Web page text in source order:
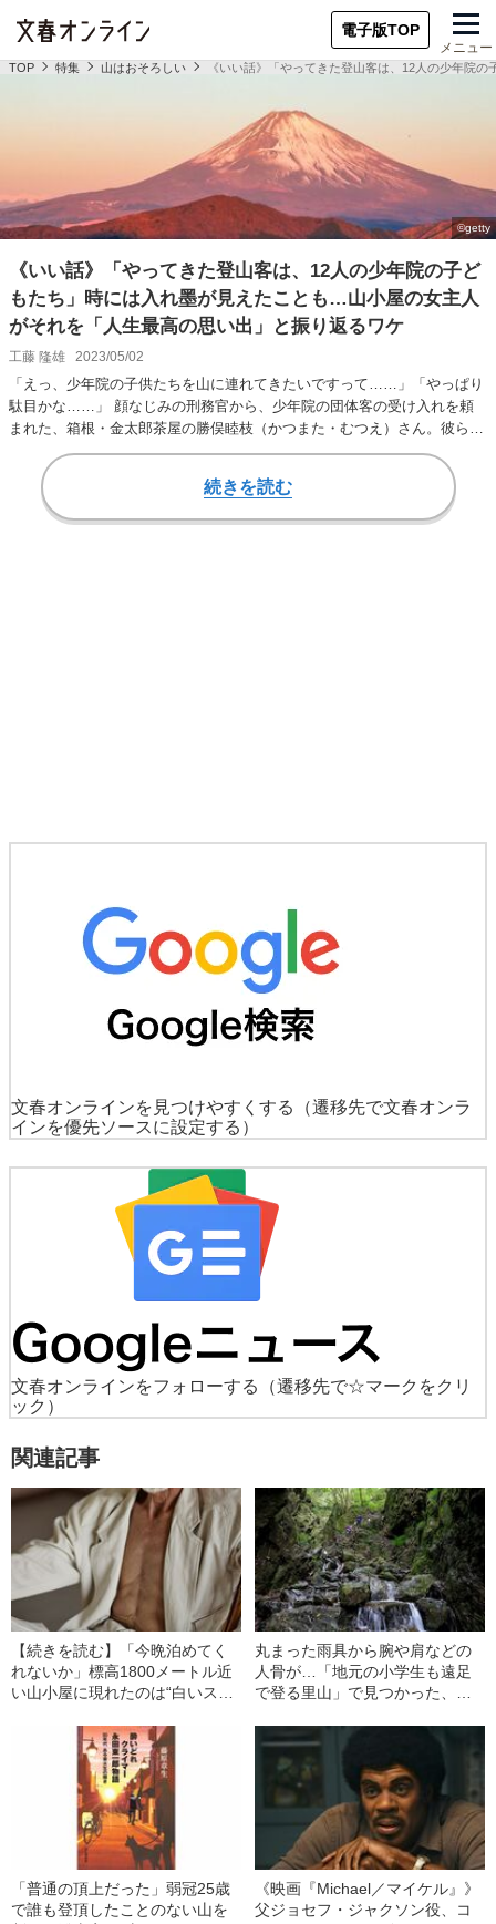
電子版TOP
メニュー
TOP 特集 山はおそろしい 《いい話》「やってきた登山客は、12人の少年院
《いい話》「やってきた登山客は、12人の少年院の子ど
もたち」時には入れ墨が見えたことも…山小屋の女主人
がそれを「人生最高の思い出」と振り返るワケ
工藤 隆雄 2023/05/02
「えっ、少年院の子供たちを山に連れてきたいですって……」「やっぱり
駄目かな……」 顔なじみの刑務官から、少年院の団体客の受け入れを頼
まれた、箱根・金太郎茶屋の勝俣睦枝（かつまた・むつえ）さん。彼らを
受け入れたことで、…
続きを読む
文春オンラインを見つけやすくする
（遷移先で文春オンラ
インを優先ソースに設定する）
文春オンラインをフォローする
（遷移先で☆マークをクリ
ック）
関連記事
【続きを読む】「今晩泊めてく
れないか」標高1800メートル近
い山小屋に現れたのは“白いスー
が恐怖した「ヤバい客」の正体
丸まった雨具から腕や肩などの
人骨が…「地元の小学生も遠足
で登る里山」で見つかった、遭
「普通の頂上だった」弱冠25歳
で誰も登頂したことのない山を
《映画『Michael／マイケル』》
父ジョセフ・ジャクソン役、コ